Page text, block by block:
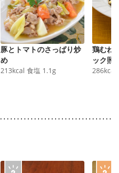
豚とトマトのさっぱり炒
め
213kcal 食塩 1.1 g
鶏むね
ック照
286kcal